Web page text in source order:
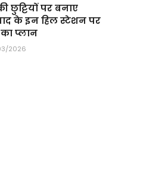
छुट्टियों पर बनाए
के इन हिल स्टेशन पर
प्लान
2026